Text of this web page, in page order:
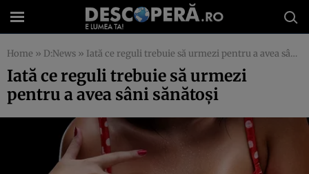
Home » D:News » Iată ce reguli trebuie să urmezi pentru a avea sâni sănătoşi
Iată ce reguli trebuie să urmezi
pentru a avea sâni sănătoşi